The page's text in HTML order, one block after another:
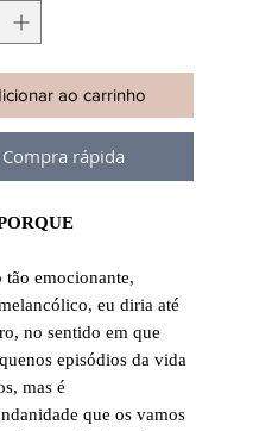
ao carrinho
Compra rápida
emocionante,
eu diria até
no sentido em que
episódios da vida
mas é
que os vamos